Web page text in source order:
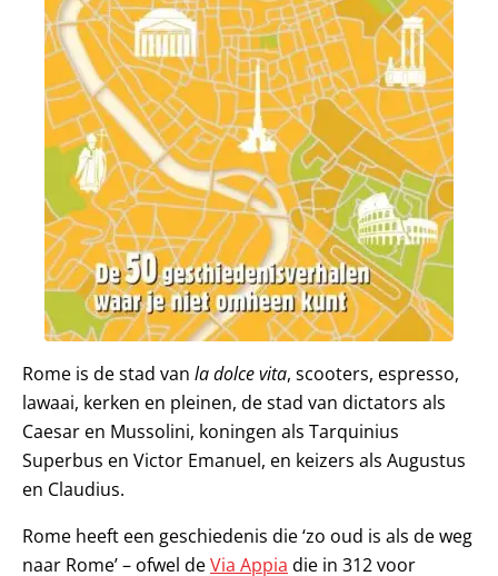
Rome is de stad van la dolce vita, scooters, espresso,
lawaai, kerken en pleinen, de stad van dictators als
Caesar en Mussolini, koningen als Tarquinius
Superbus en Victor Emanuel, en keizers als Augustus
en Claudius.
Rome heeft een geschiedenis die ‘zo oud is als de weg
naar Rome’ – ofwel deVia Appia die in 312 voor